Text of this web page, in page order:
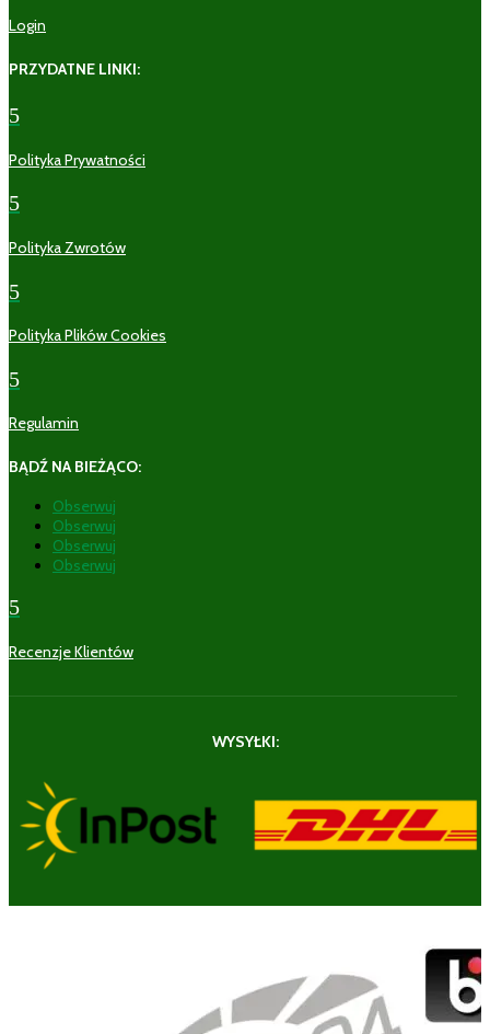
Login
PRZYDATNE LINKI:
5
Polityka Prywatności
5
Polityka Zwrotów
5
Polityka Plików Cookies
5
Regulamin
BĄDŹ NA BIEŻĄCO:
Obserwuj
Obserwuj
Obserwuj
Obserwuj
5
Recenzje Klientów
WYSYŁKI: